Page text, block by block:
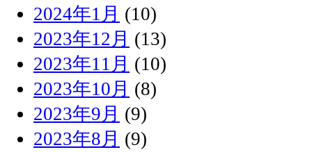
2024年1月 (10)
2023年12月 (13)
2023年11月 (10)
2023年10月 (8)
2023年9月 (9)
2023年8月 (9)